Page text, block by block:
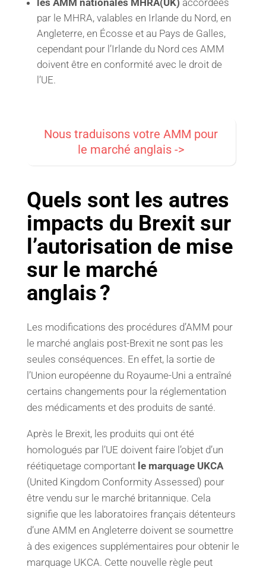
les AMM nationales MHRA(UK) accordées
par le MHRA, valables en Irlande du Nord, en
Angleterre, en Écosse et au Pays de Galles,
cependant pour l’Irlande du Nord ces AMM
doivent être en conformité avec le droit de
l’UE.
Nous traduisons votre AMM pour
le marché anglais ->
Quels sont les autres
impacts du Brexit sur
l’autorisation de mise
sur le marché
anglais ?
Les modifications des procédures d’AMM pour
le marché anglais post-Brexit ne sont pas les
seules conséquences. En effet, la sortie de
l’Union européenne du Royaume-Uni a entraîné
certains changements pour la réglementation
des médicaments et des produits de santé.
Après le Brexit, les produits qui ont été
homologués par l’UE doivent faire l’objet d’un
réétiquetage comportant le marquage UKCA
(United Kingdom Conformity Assessed) pour
être vendu sur le marché britannique. Cela
signifie que les laboratoires français détenteurs
d’une AMM en Angleterre doivent se soumettre
à des exigences supplémentaires pour obtenir le
marquage UKCA. Cette nouvelle règle peut